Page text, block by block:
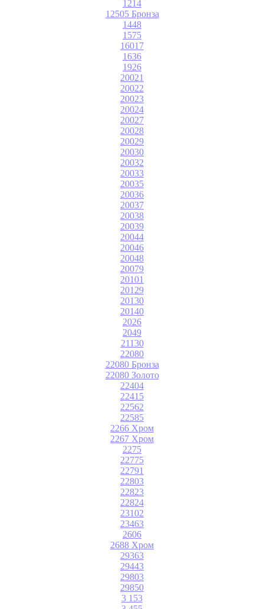
1214
12505 Бронза
1448
1575
16017
1636
1926
20021
20022
20023
20024
20027
20028
20029
20030
20032
20033
20035
20036
20037
20038
20039
20044
20046
20048
20079
20101
20129
20130
20140
2026
2049
21130
22080
22080 Бронза
22080 Золото
22404
22415
22562
22585
2266 Хром
2267 Хром
2275
22775
22791
22803
22823
22824
23102
23463
2606
2688 Хром
29363
29443
29803
29850
3 153